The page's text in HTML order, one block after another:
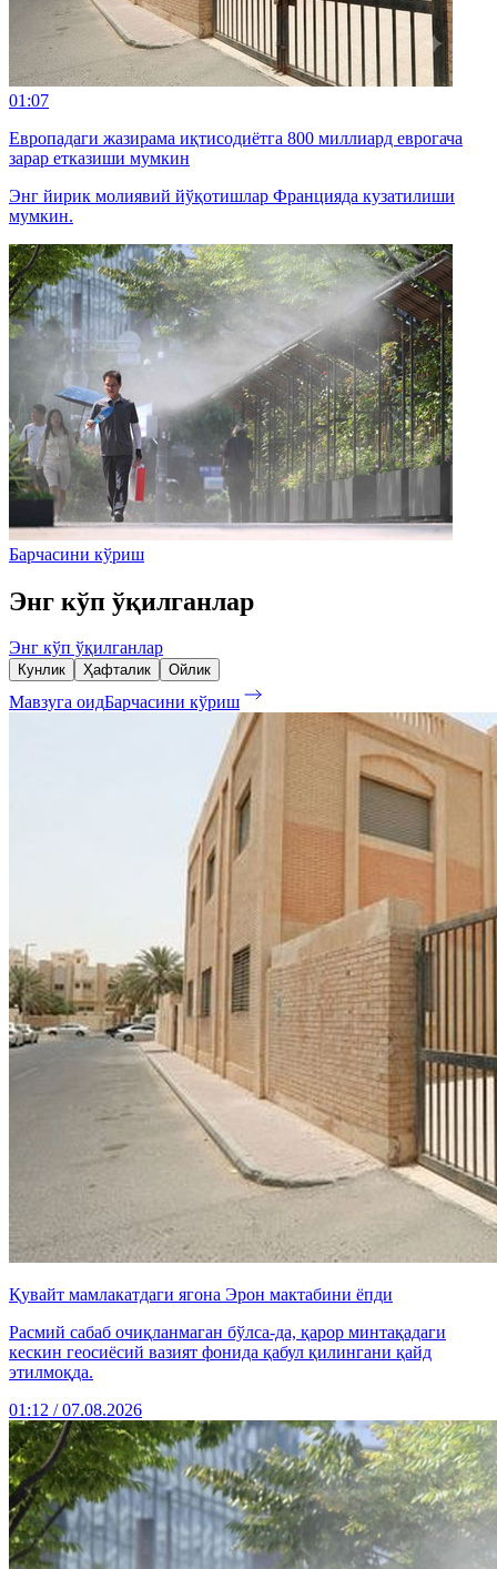
01:07
Европадаги жазирама иқтисодиётга 800 миллиард еврогача
зарар етказиши мумкин
Энг йирик молиявий йўқотишлар Францияда кузатилиши
мумкин.
Барчасини кўриш
Энг кўп ўқилганлар
Энг кўп ўқилганлар
Кунлик Ҳафталик Ойлик
Мавзуга оидБарчасини кўриш
Қувайт мамлакатдаги ягона Эрон мактабини ёпди
Расмий сабаб очиқланмаган бўлса-да, қарор минтақадаги
кескин геосиёсий вазият фонида қабул қилингани қайд
этилмоқда.
01:12 / 07.08.2026